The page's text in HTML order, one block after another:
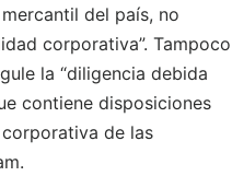
del país, no
corporativa”. Tampoco
la “diligencia debida
contiene disposiciones
de las